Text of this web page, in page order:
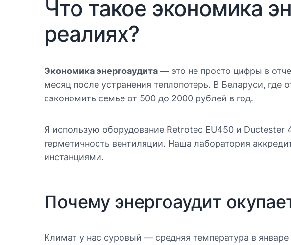
Что такое экономика
реалиях?
Экономика энергоаудита — это не просто цифры в
месяц после устранения теплопотерь. В Беларуси,
сэкономить семье от 500 до 2000 рублей в год.
Я использую оборудование Retrotec EU450 и Ductester
герметичность вентиляции. Наша лаборатория
инстанциями.
Почему энергоаудит
Климат у нас суровый — средняя температура в